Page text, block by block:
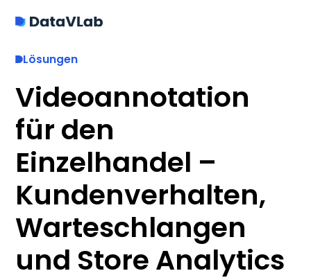
Lösungen
Videoannotation
für den
Einzelhandel –
Kundenverhalten,
Warteschlangen
und Store Analytics